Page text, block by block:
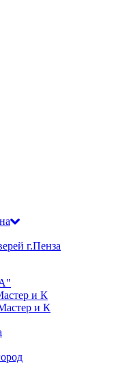
г.Пенза
и К
и К